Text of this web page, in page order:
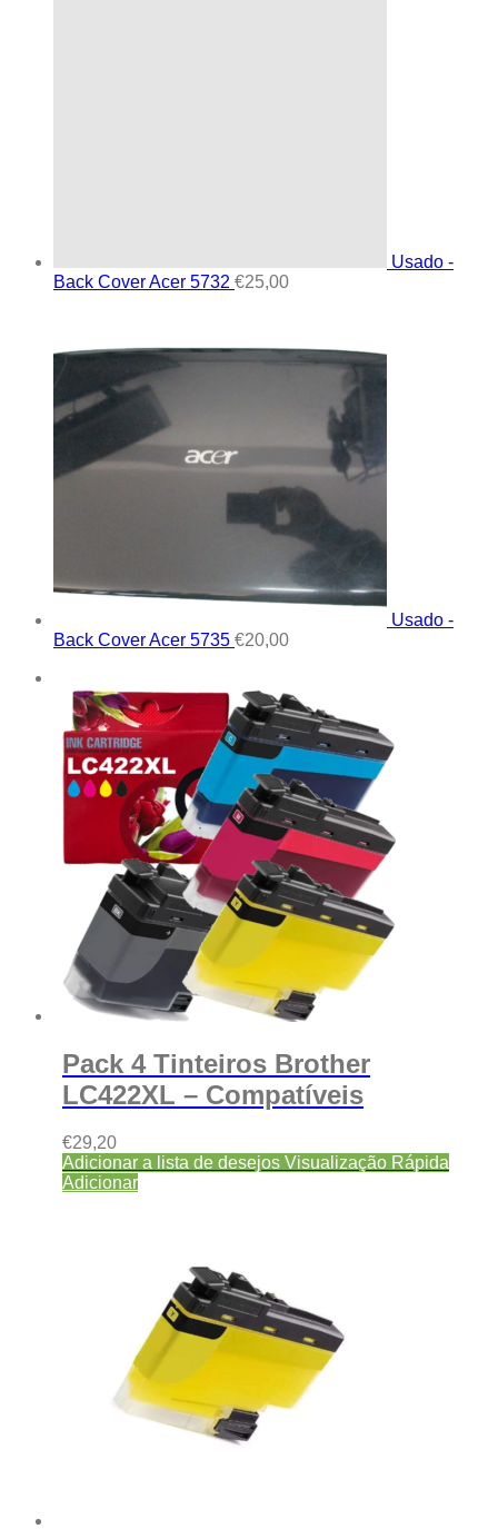
Usado -
Back Cover Acer 5732 €25,00
Usado -
Back Cover Acer 5735 €20,00
Pack 4 Tinteiros Brother
LC422XL – Compatíveis
€29,20
Adicionar a lista de desejos Visualização Rápida
Adicionar